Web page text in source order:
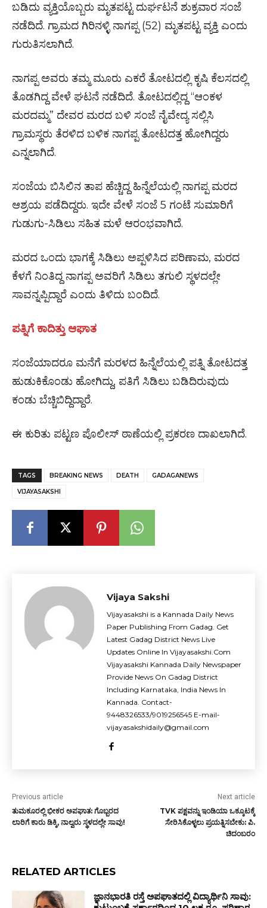
ಬಡಿದು ವ್ಯಕ್ತಿಯೊಬ್ಬರು ಮೃತಪಟ್ಟ ದುರ್ಘಟನೆ ಶುಕ್ರವಾರ ಸಂಜೆ
ನಡೆದಿದೆ. ಗ್ರಾಮದ ಗಿರಿನಳ್ಳಿ ನಾಗಪ್ಪ (52) ಮೃತಪಟ್ಟ ವ್ಯಕ್ತಿ ಎಂದು
ಗುರುತಿಸಲಾಗಿದೆ.
ನಾಗಪ್ಪ ಅವರು ತಮ್ಮ ಮೂರು ಎಕರೆ ತೋಟದಲ್ಲಿ ಕೃಷಿ ಕೆಲಸದಲ್ಲಿ
ತೊಡಗಿದ್ದ ವೇಳೆ ಘಟನೆ ನಡೆದಿದೆ. ತೋಟದಲ್ಲಿದ್ದ “ಆಂಕಳ
ಮರದಮ್ಮ” ದೇವರ ಮರದ ಬಳಿ ಸಂಜೆ ನೈವೇದ್ಯ ಸಲ್ಲಿಸಿ
ಗ್ರಾಮಸ್ಥರು ತೆರಳಿದ ಬಳಿಕ ನಾಗಪ್ಪ ತೋಟದತ್ತ ಹೋಗಿದ್ದರು
ಎನ್ನಲಾಗಿದೆ.
ಸಂಜೆಯ ಬಿಸಿಲಿನ ತಾಪ ಹೆಚ್ಚಿದ್ದ ಹಿನ್ನೆಲೆಯಲ್ಲಿ ನಾಗಪ್ಪ ಮರದ
ಆಶ್ರಯ ಪಡೆದಿದ್ದರು. ಇದೇ ವೇಳೆ ಸಂಜೆ 5 ಗಂಟೆ ಸುಮಾರಿಗೆ
ಗುಡುಗು-ಸಿಡಿಲು ಸಹಿತ ಮಳೆ ಆರಂಭವಾಗಿದೆ.
ಮರದ ಒಂದು ಭಾಗಕ್ಕೆ ಸಿಡಿಲು ಅಪ್ಪಳಿಸಿದ ಪರಿಣಾಮ, ಮರದ
ಕೆಳಗೆ ನಿಂತಿದ್ದ ನಾಗಪ್ಪ ಅವರಿಗೆ ಸಿಡಿಲು ತಗುಲಿ ಸ್ಥಳದಲ್ಲೇ
ಸಾವನ್ನಪ್ಪಿದ್ದಾರೆ ಎಂದು ತಿಳಿದು ಬಂದಿದೆ.
ಪತ್ನಿಗೆ ಕಾದಿತ್ತು ಆಘಾತ
ಸಂಜೆಯಾದರೂ ಮನೆಗೆ ಮರಳದ ಹಿನ್ನೆಲೆಯಲ್ಲಿ ಪತ್ನಿ ತೋಟದತ್ತ
ಹುಡುಕಿಕೊಂಡು ಹೋಗಿದ್ದು, ಪತಿಗೆ ಸಿಡಿಲು ಬಡಿದಿರುವುದು
ಕಂಡು ಬೆಚ್ಚಿಬಿದ್ದಿದ್ದಾರೆ.
ಈ ಕುರಿತು ಪಟ್ಟಣ ಪೊಲೀಸ್ ಠಾಣೆಯಲ್ಲಿ ಪ್ರಕರಣ ದಾಖಲಾಗಿದೆ.
TAGS BREAKING NEWS DEATH GADAGANEWS
VIJAYASAKSHI
Vijaya Sakshi
Vijayasakshi is a Kannada Daily News
Paper Publishing From Gadag. Get
Latest Gadag District News Live
Updates Online In Vijayasakshi.Com
Vijayasakshi Kannada Daily Newspaper
Provide News On Gadag District
Including Karnataka, India News In
Kannada. Contact-
9448326533/9019256545 E-mail-
vijayasakshidaily@gmail.com
Previous article
ತುಮಕೂರಲ್ಲಿ ಭೀಕರ ಅಪಘಾತ: ಗೊಬ್ಬರದ
ಲಾರಿಗೆ ಕಾರು ಡಿಕ್ಕಿ, ನಾಲ್ವರು ಸ್ಥಳದಲ್ಲೇ ಸಾವು!
Next article
TVK ಪಕ್ಷವನ್ನು ಇಂಡಿಯಾ ಒಕ್ಕೂಟಕ್ಕೆ
ಸೇರಿಸಿಕೊಳ್ಳಲು ಪ್ರಯತ್ನಿಸಬೇಕು: ಪಿ.
ಚಿದಂಬರಂ
RELATED ARTICLES
ಜ್ಞಾನಭಾರತಿ ರಸ್ತೆ ಅಪಘಾತದಲ್ಲಿ ವಿದ್ಯಾರ್ಥಿನಿ ಸಾವು: